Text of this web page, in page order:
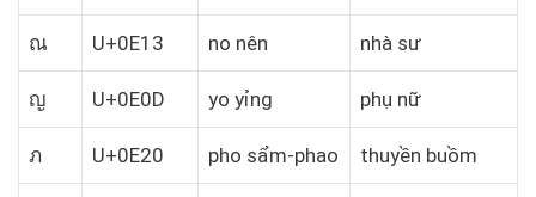
ณ U+0E13 no nên nhà sư
ญ U+0E0D yo yỉng phụ nữ
ภ U+0E20 pho sẩm-phao thuyền buồm